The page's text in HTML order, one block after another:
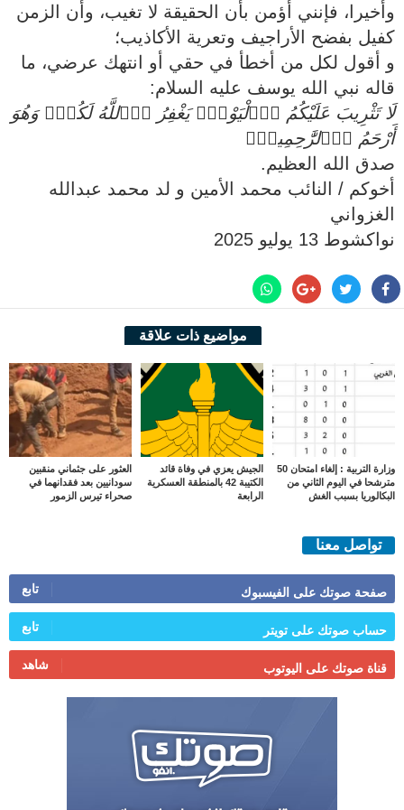
‏‎وأخيرا، فإنني أؤمن بأن الحقيقة لا تغيب، وأن الزمن
كفيل بفضح الأراجيف وتعرية الأكاذيب؛
‏‎و أقول لكل من أخطأ في حقي أو انتهك عرضي، ما
قاله نبي الله يوسف عليه السلام:
لَا تَثْرِيبَ عَلَيْكُمُ اُ۬لْيَوْمَۖ يَغْفِرُ اُ۬للَّهُ لَكُمْۖ وَهُوَ
أَرْحَمُ اُ۬لرَّٰحِمِينَۖ
‏‎أخوكم / النائب محمد الأمين و لد محمد عبدالله
الغزواني
مواضيع ذات علاقة
وزارة التربية : إلغاء امتحان 50
مترشحا في اليوم الثاني من
البكالوريا بسبب الغش
الجيش يعزي في وفاة قائد
الكتيبة 42 بالمنطقة العسكرية
الرابعة
العثور على جثماني منقبين
سودانيين بعد فقدانهما في
صحراء تيرس الزمور
تواصل معنا
صفحة صوتك على الفيسبوك تابع
حساب صوتك على تويتر تابع
قناة صوتك على اليوتوب شاهد